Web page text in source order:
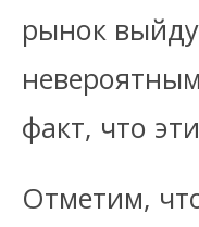
рынок
факт, что
Отметим,